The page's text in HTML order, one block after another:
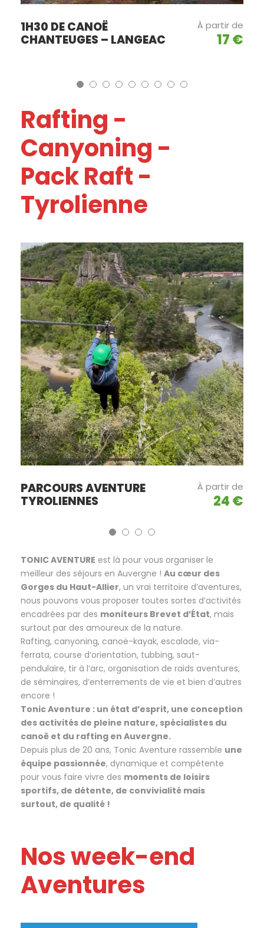
1H30 DE CANOË
CHANTEUGES – LANGEAC
À partir de
17 €
Rafting -
Canyoning -
Pack Raft -
Tyrolienne
PARCOURS AVENTURE
TYROLIENNES
À partir de
24 €
TONIC AVENTURE est là pour vous organiser le
meilleur des séjours en Auvergne ! Au cœur des
Gorges du Haut-Allier, un vrai territoire d’aventures,
nous pouvons vous proposer toutes sortes d’activités
encadrées par des moniteurs Brevet d’État, mais
surtout par des amoureux de la nature.
Rafting, canyoning, canoë-kayak, escalade, via-
ferrata, course d’orientation, tubbing, saut-
pendulaire, tir à l’arc, organisation de raids aventures,
de séminaires, d’enterrements de vie et bien d’autres
encore !
Tonic Aventure : un état d’esprit, une conception
des activités de pleine nature, spécialistes du
canoë et du rafting en Auvergne.
Depuis plus de 20 ans, Tonic Aventure rassemble une
équipe passionnée, dynamique et compétente
pour vous faire vivre des moments de loisirs
sportifs, de détente, de convivialité mais
surtout, de qualité !
Nos week-end
Aventures